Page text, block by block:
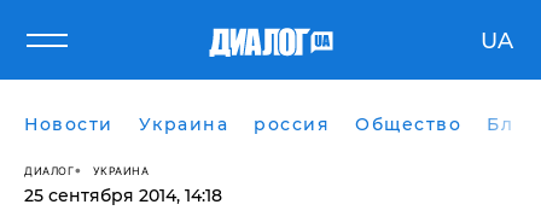
UA
Новости Украина россия Общество
ДИАЛОГ УКРАИНА
25 сентября 2014, 14:18